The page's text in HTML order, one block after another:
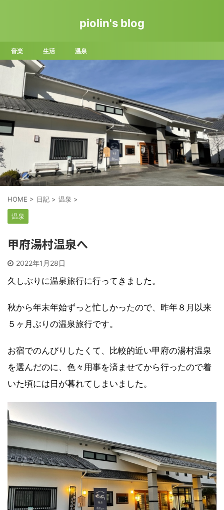
piolin's blog
音楽 生活 温泉
HOME > 日記 > 温泉 >
温泉
甲府湯村温泉へ
2022年1月28日
久しぶりに温泉旅行に行ってきました。
秋から年末年始ずっと忙しかったので、昨年８月以来
５ヶ月ぶりの温泉旅行です。
お宿でのんびりしたくて、比較的近い甲府の湯村温泉
を選んだのに、色々用事を済ませてから行ったので着
いた頃には日が暮れてしまいました。